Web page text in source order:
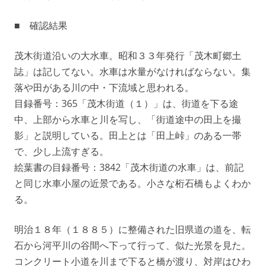
■ 確認結果
茂木街道沿いの大水車。昭和３３年発行「茂木町郷土
誌」は記してない。水車は水量がなければならない。集
落や田がある川の中・下流域と思われる。
目録番号：365「茂木街道（１）」は、街道を下る途
中、上部から水車と川を写し、「街道途中の田上を撮
影」と説明している。田上とは「田上峠」のある一帯
で、少し上流すぎる。
絵葉書の目録番号：3842「茂木街道の水車」は、前記
と同じ水車小屋の近景である。小さな桁石橋もよくわか
る。
明治１８年（１８８５）に整備された旧県道の道を、転
石から河平川の谷間へ下って行って、似た光景を見た。
コンクリート小道を川まで下ると橋が渡り、対岸はひわ